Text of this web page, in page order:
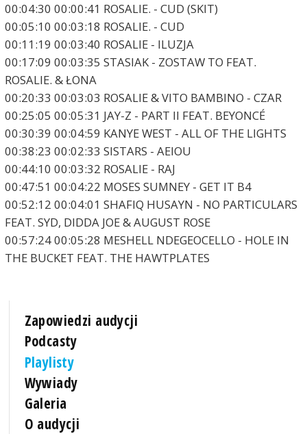
00:04:30 00:00:41 ROSALIE. - CUD (SKIT)
00:05:10 00:03:18 ROSALIE. - CUD
00:11:19 00:03:40 ROSALIE - ILUZJA
00:17:09 00:03:35 STASIAK - ZOSTAW TO FEAT.
ROSALIE. & ŁONA
00:20:33 00:03:03 ROSALIE & VITO BAMBINO - CZAR
00:25:05 00:05:31 JAY-Z - PART II FEAT. BEYONCÉ
00:30:39 00:04:59 KANYE WEST - ALL OF THE LIGHTS
00:38:23 00:02:33 SISTARS - AEIOU
00:44:10 00:03:32 ROSALIE - RAJ
00:47:51 00:04:22 MOSES SUMNEY - GET IT B4
00:52:12 00:04:01 SHAFIQ HUSAYN - NO PARTICULARS
FEAT. SYD, DIDDA JOE & AUGUST ROSE
00:57:24 00:05:28 MESHELL NDEGEOCELLO - HOLE IN
THE BUCKET FEAT. THE HAWTPLATES
Zapowiedzi audycji
Podcasty
Playlisty
Wywiady
Galeria
O audycji